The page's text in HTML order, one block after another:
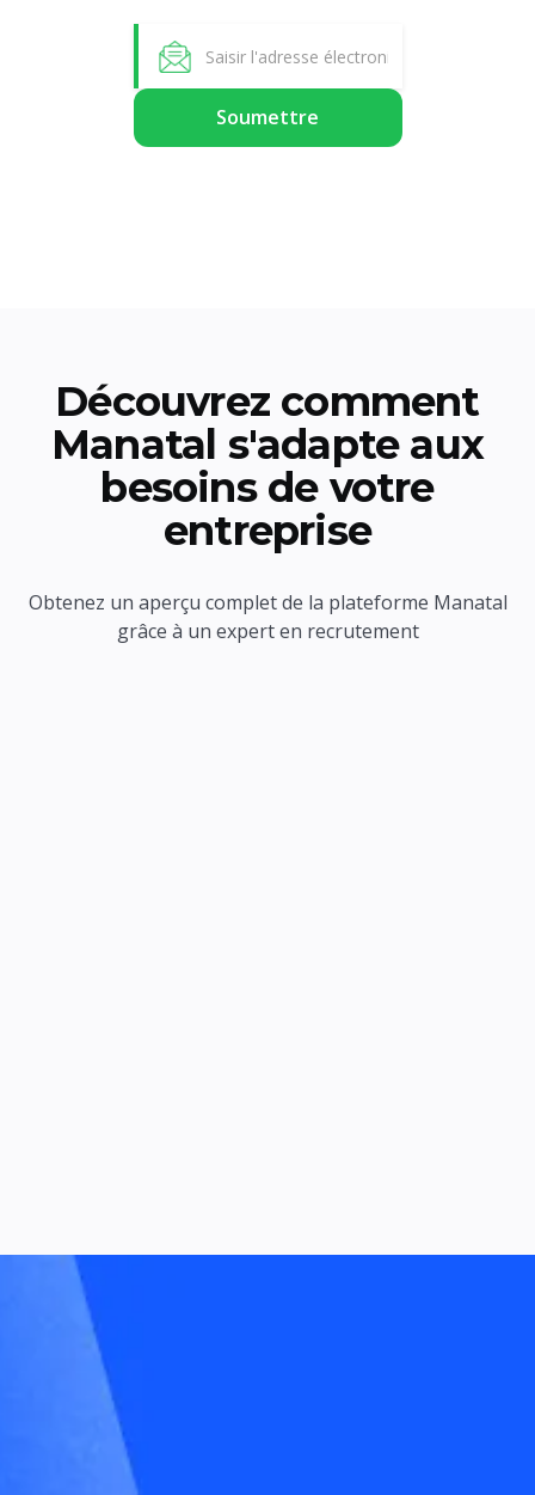
Découvrez comment
Manatal s'adapte aux
besoins de votre
entreprise
Obtenez un aperçu complet de la plateforme Manatal
grâce à un expert en recrutement